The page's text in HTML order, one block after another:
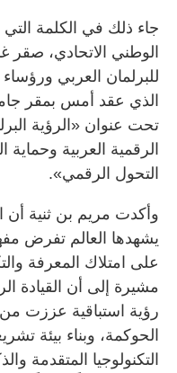
جاء ذلك في الكلمة
الوطني الاتحادي، صقر
للبرلمان العربي ورؤساء
الذي عقد أمس بمقر
تحت عنوان «الرؤية
الرقمية العربية
التحول الرقمي».
وأكدت مريم بن ثنية أن
يشهدها العالم تفرض
على امتلاك المعرفة
مشيرة إلى أن القيادة
رؤية استباقية عززت من
الحوكمة، وبناء بيئة
التكنولوجيا المتقدمة